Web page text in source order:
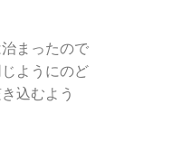
まったので
ようにのど
込むよう